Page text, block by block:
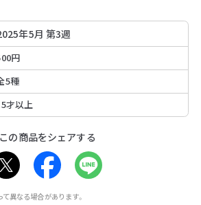
年5月 第3週
円
5種
才以上
この商品をシェアする
異なる場合があります。